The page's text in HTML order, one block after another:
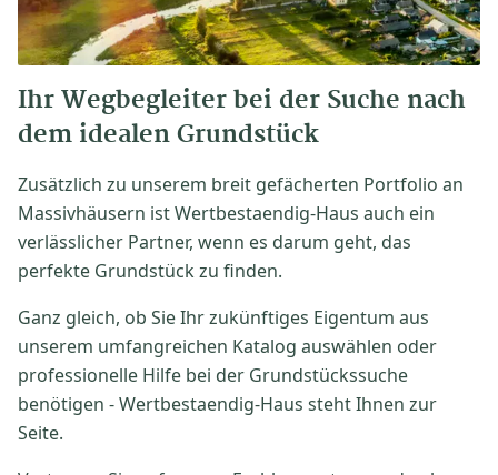
Ihr Wegbegleiter bei der Suche nach
dem idealen Grundstück
Zusätzlich zu unserem breit gefächerten Portfolio an
Massivhäusern ist Wertbestaendig-Haus auch ein
verlässlicher Partner, wenn es darum geht, das
perfekte Grundstück zu finden.
Ganz gleich, ob Sie Ihr zukünftiges Eigentum aus
unserem umfangreichen Katalog auswählen oder
professionelle Hilfe bei der Grundstückssuche
benötigen - Wertbestaendig-Haus steht Ihnen zur
Seite.